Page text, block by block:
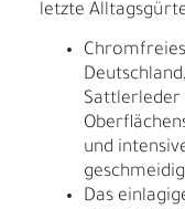
letzte
Sattlerleder
und
Das